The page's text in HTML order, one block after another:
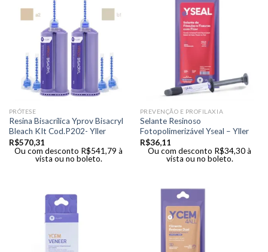
PRÓTESE
Resina Bisacrílica Yprov Bisacryl
Bleach KIt Cod.P202- Yller
R$570,31
Ou com desconto R$541,79 à
vista ou no boleto.
PREVENÇÃO E PROFILAXIA
Selante Resinoso
Fotopolimerizável Yseal – Yller
R$36,11
Ou com desconto R$34,30à
vista ou no boleto.